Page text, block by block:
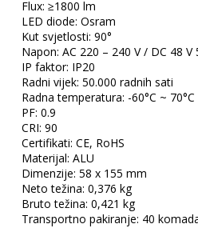
Flux: ≥1800 lm
LED diode: Osram
Kut svjetlosti: 90°
Napon: AC 220 – 240 V / DC 48 V
IP faktor: IP20
Radni vijek: 50.000 radnih sati
Radna temperatura: -60°C ~ 70°C
PF: 0.9
CRI: 90
Certifikati: CE, RoHS
Materijal: ALU
Dimenzije: 58 x 155 mm
Neto težina: 0,376 kg
Bruto težina: 0,421 kg
Transportno pakiranje: 40